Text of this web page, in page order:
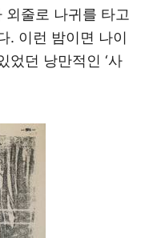
줄로 나귀를 타고
. 이런 밤이면 나이
었던 낭만적인 ‘사